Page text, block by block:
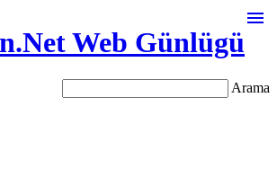
Web Günlügü

Arama